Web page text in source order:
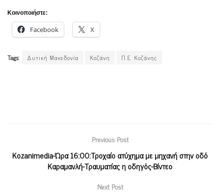
Κοινοποιήστε:
Facebook X
Tags: Δυτική Μακεδονία Κοζάνη Π.Ε. Κοζάνης
Previous Post
Kozanimedia-Ώρα 16:00:Τροχαίο ατύχημα με μηχανή στην οδό
Καραμανλή-Τραυματίας η οδηγός-Βίντεο
Next Post